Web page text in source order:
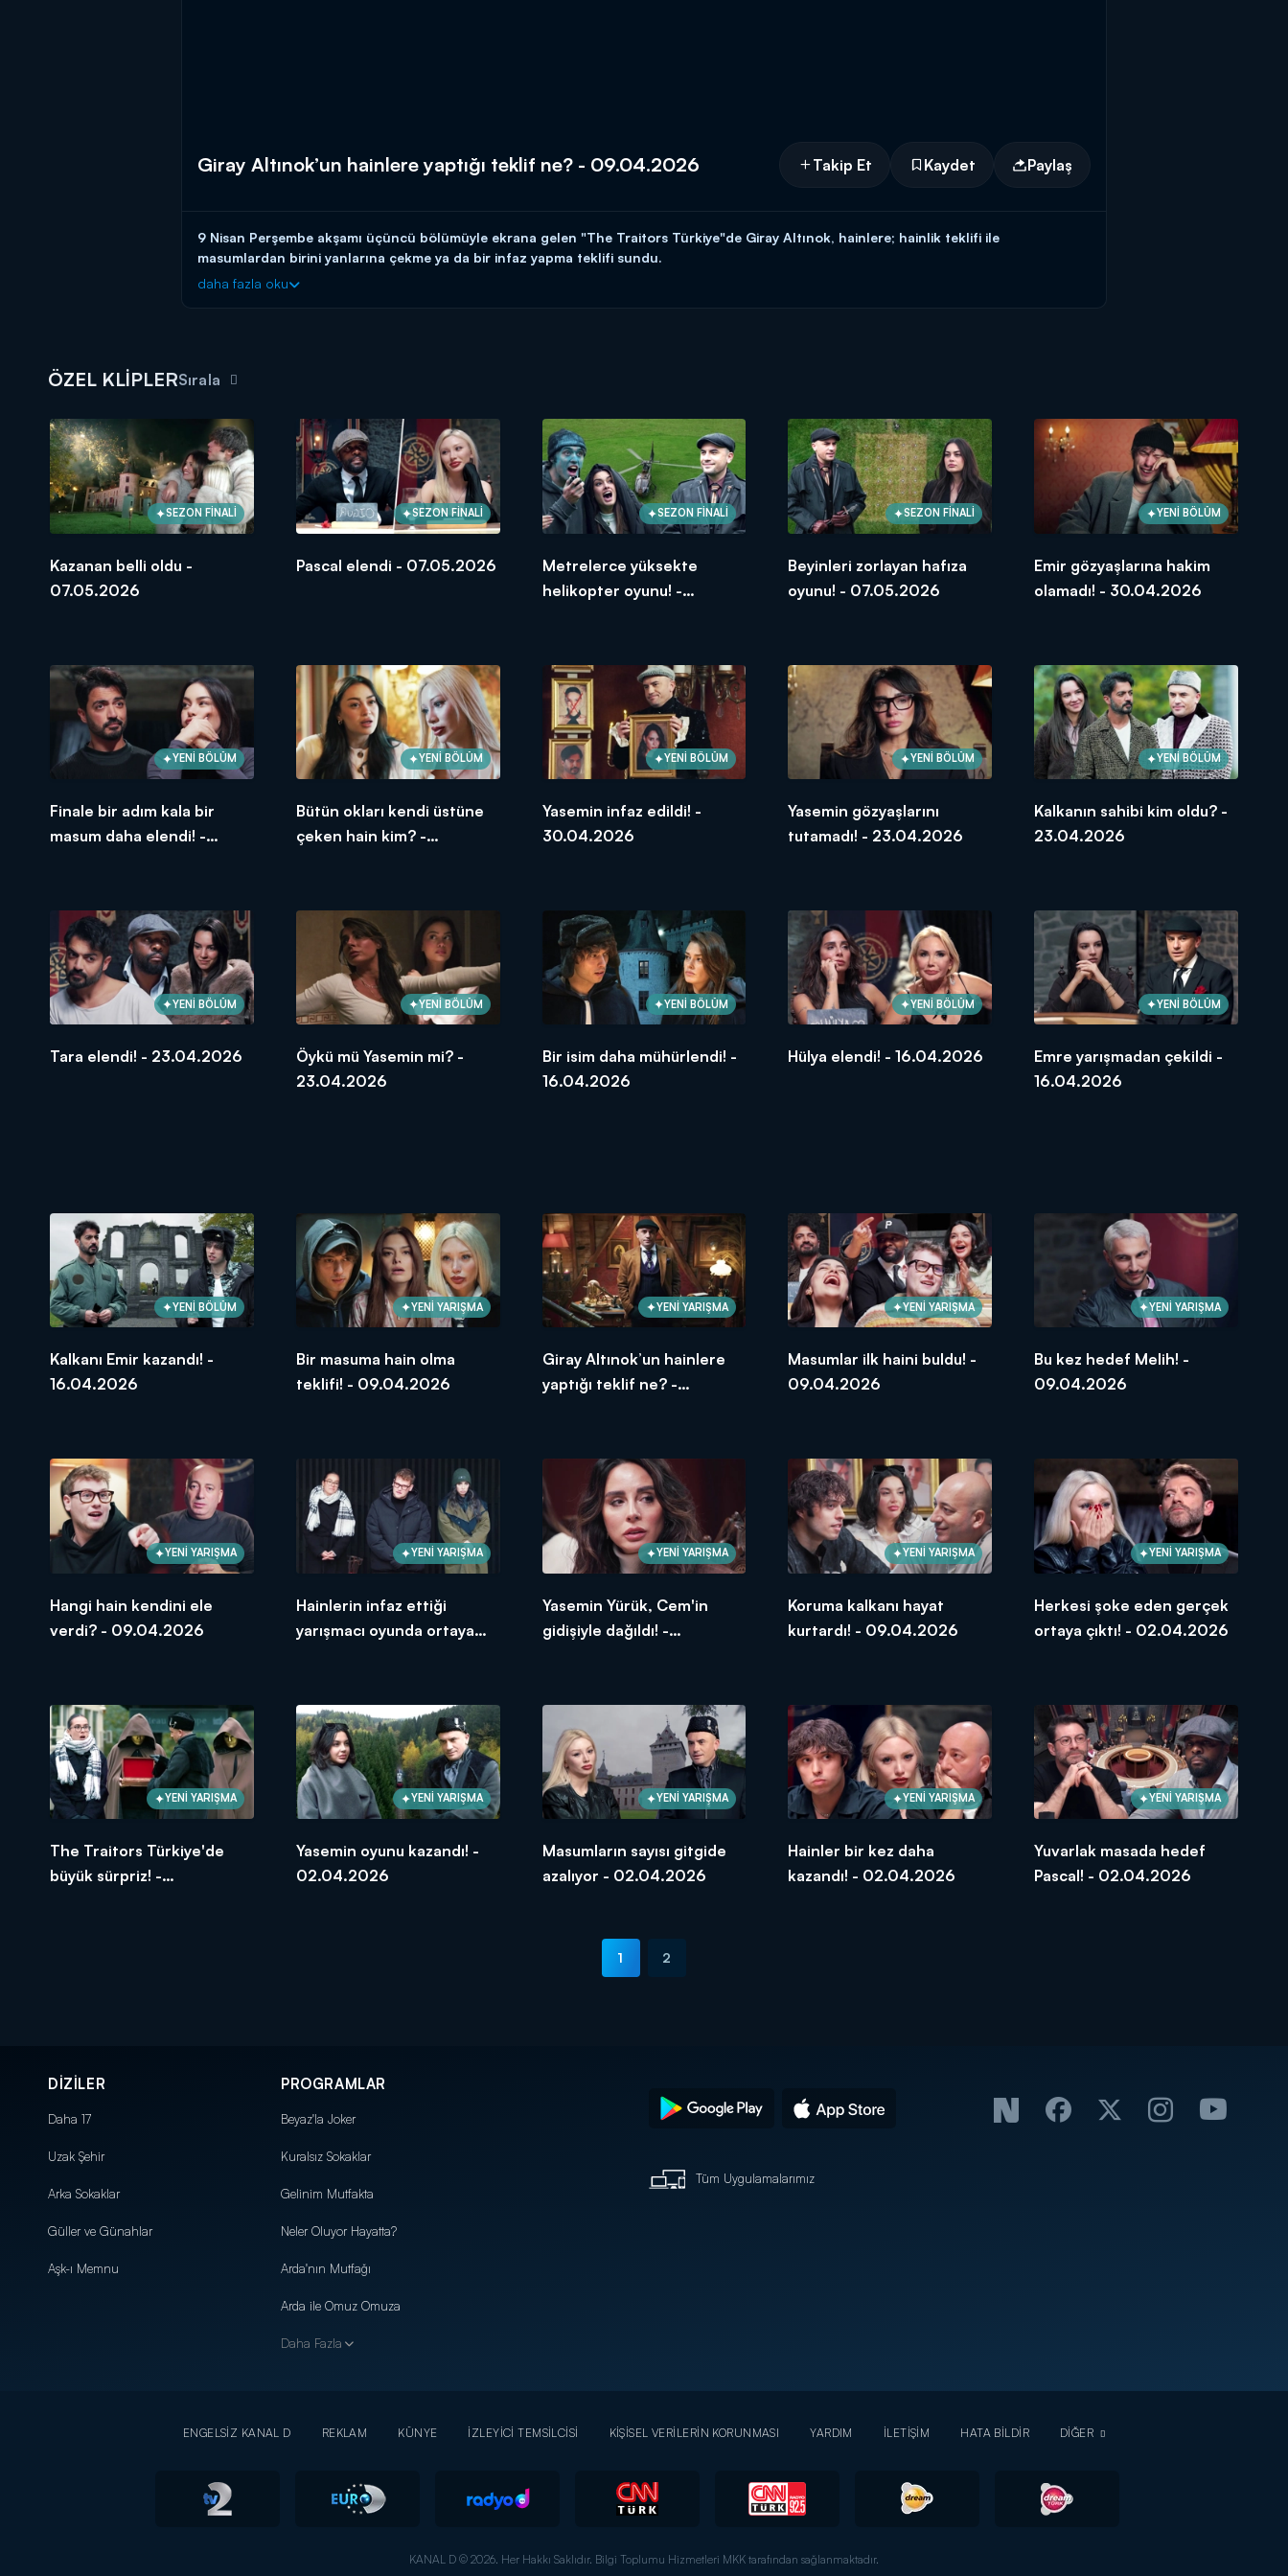
Giray Altınok’un hainlere yaptığı teklif ne? - 09.04.2026 Takip Et Kaydet Paylaş
9 Nisan Perşembe akşamı üçüncü bölümüyle ekrana gelen "The Traitors Türkiye"de Giray Altınok, hainlere; hainlik teklifi ile
masumlardan birini yanlarına çekme ya da bir infaz yapma teklifi sundu.
Giray Altınok'un sunumuyla "The Traitors Türkiye" Perşembe 21.45'te Kanal D'de!
daha fazla oku
ÖZEL KLİPLERSırala
SEZON FİNALİ
Kazanan belli oldu -
07.05.2026
SEZON FİNALİ
Pascal elendi - 07.05.2026
SEZON FİNALİ
Metrelerce yüksekte
helikopter oyunu! -
SEZON FİNALİ
Beyinleri zorlayan hafıza
oyunu! - 07.05.2026
YENİ BÖLÜM
Emir gözyaşlarına hakim
olamadı! - 30.04.2026
YENİ BÖLÜM
Finale bir adım kala bir
masum daha elendi! -
YENİ BÖLÜM
Bütün okları kendi üstüne
çeken hain kim? -
YENİ BÖLÜM
Yasemin infaz edildi! -
30.04.2026
YENİ BÖLÜM
Yasemin gözyaşlarını
tutamadı! - 23.04.2026
YENİ BÖLÜM
Kalkanın sahibi kim oldu? -
23.04.2026
YENİ BÖLÜM
Tara elendi! - 23.04.2026
YENİ BÖLÜM
Öykü mü Yasemin mi? -
23.04.2026
YENİ BÖLÜM
Bir isim daha mühürlendi! -
16.04.2026
YENİ BÖLÜM
Hülya elendi! - 16.04.2026
YENİ BÖLÜM
Emre yarışmadan çekildi -
16.04.2026
YENİ BÖLÜM
Kalkanı Emir kazandı! -
16.04.2026
YENİ YARIŞMA
Bir masuma hain olma
teklifi! - 09.04.2026
YENİ YARIŞMA
Giray Altınok’un hainlere
yaptığı teklif ne? -
YENİ YARIŞMA
Masumlar ilk haini buldu! -
09.04.2026
YENİ YARIŞMA
Bu kez hedef Melih! -
09.04.2026
YENİ YARIŞMA
Hangi hain kendini ele
verdi? - 09.04.2026
YENİ YARIŞMA
Hainlerin infaz ettiği
yarışmacı oyunda ortaya
YENİ YARIŞMA
Yasemin Yürük, Cem'in
gidişiyle dağıldı! -
YENİ YARIŞMA
Koruma kalkanı hayat
kurtardı! - 09.04.2026
YENİ YARIŞMA
Herkesi şoke eden gerçek
ortaya çıktı! - 02.04.2026
YENİ YARIŞMA
The Traitors Türkiye'de
büyük sürpriz! -
YENİ YARIŞMA
Yasemin oyunu kazandı! -
02.04.2026
YENİ YARIŞMA
Masumların sayısı gitgide
azalıyor - 02.04.2026
YENİ YARIŞMA
Hainler bir kez daha
kazandı! - 02.04.2026
YENİ YARIŞMA
Yuvarlak masada hedef
Pascal! - 02.04.2026
1 2
DİZİLER
Daha 17
Uzak Şehir
Arka Sokaklar
Güller ve Günahlar
Aşk-ı Memnu
PROGRAMLAR
Beyaz'la Joker
Kuralsız Sokaklar
Gelinim Mutfakta
Neler Oluyor Hayatta?
Arda'nın Mutfağı
Arda ile Omuz Omuza
Daha Fazla
Tüm Uygulamalarımız
ENGELSİZ KANAL D REKLAM KÜNYE İZLEYİCİ TEMSİLCİSİ KİŞİSEL VERİLERİN KORUNMASI YARDIM İLETİŞİM HATA BİLDİR DİĞER
KANAL D © 2026. Her Hakkı Saklıdır. Bilgi Toplumu Hizmetleri MKK tarafından sağlanmaktadır.